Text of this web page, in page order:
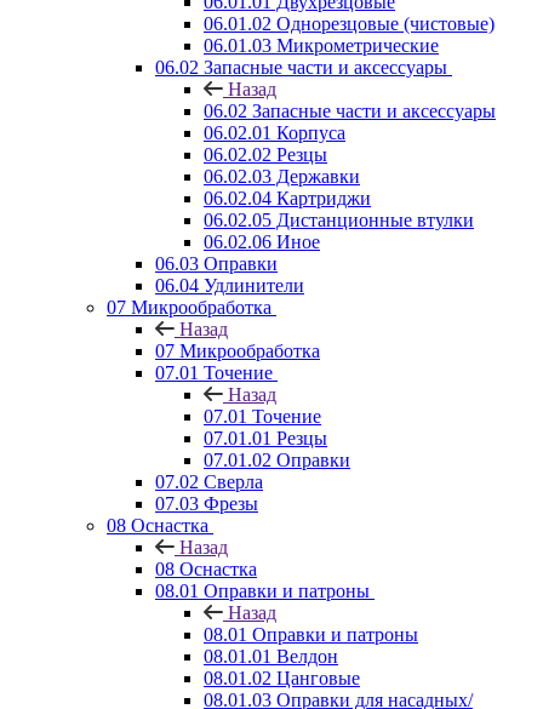
06.01.02 Однорезцовые (чистовые)
06.01.03 Микрометрические
06.02 Запасные части и аксессуары
Назад
06.02 Запасные части и аксессуары
06.02.01 Корпуса
06.02.02 Резцы
06.02.03 Державки
06.02.04 Картриджи
06.02.05 Дистанционные втулки
06.02.06 Иное
06.03 Оправки
06.04 Удлинители
07 Микрообработка
Назад
07 Микрообработка
07.01 Точение
Назад
07.01 Точение
07.01.01 Резцы
07.01.02 Оправки
07.02 Сверла
07.03 Фрезы
08 Оснастка
Назад
08 Оснастка
08.01 Оправки и патроны
Назад
08.01 Оправки и патроны
08.01.01 Велдон
08.01.02 Цанговые
08.01.03 Оправки для насадных/